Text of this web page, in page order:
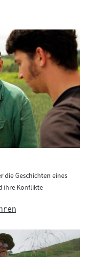
die Geschichten eines
ihre Konflikte